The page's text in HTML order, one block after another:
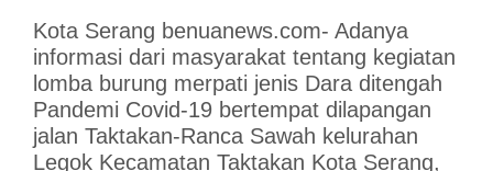
Kota Serang benuanews.com- Adanya
informasi dari masyarakat tentang kegiatan
lomba burung merpati jenis Dara ditengah
Pandemi Covid-19 bertempat dilapangan
jalan Taktakan-Ranca Sawah kelurahan
Legok Kecamatan Taktakan Kota Serang,